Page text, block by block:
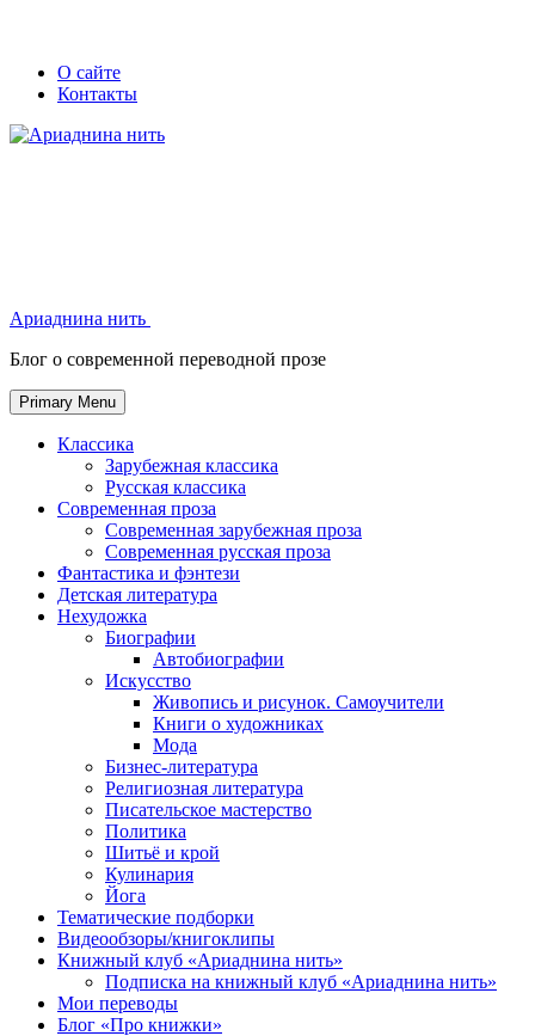
Skip
Secondary
left
navigation
Secondary
right
navigation
О сайте
Контакты
Ариаднина нить
Блог о современной переводной прозе
Primary Menu
Классика
Зарубежная классика
Русская классика
Современная проза
Современная зарубежная проза
Современная русская проза
Фантастика и фэнтези
Детская литература
Нехудожка
Биографии
Автобиографии
Искусство
Живопись и рисунок. Самоучители
Книги о художниках
Мода
Бизнес-литература
Религиозная литература
Писательское мастерство
Политика
Шитьё и крой
Кулинария
Йога
Тематические подборки
Видеообзоры/книгоклипы
Книжный клуб «Ариаднина нить»
Подписка на книжный клуб «Ариаднина нить»
Мои переводы
Блог «Про книжки»